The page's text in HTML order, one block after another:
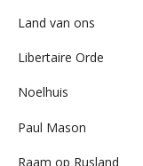
Land van ons
Libertaire Orde
Noelhuis
Paul Mason
Raam op Rusland